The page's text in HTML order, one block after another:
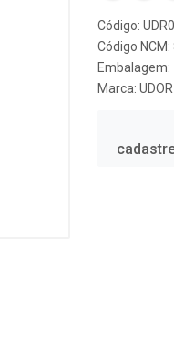
Código:
Código
Embalagem:
Marca: UDOR